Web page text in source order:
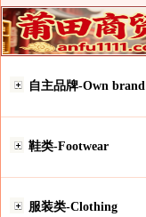
自主品牌-Own brand
鞋类-Footwear
服装类-Clothing